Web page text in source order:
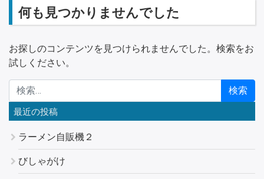
何も見つかりませんでした
お探しのコンテンツを見つけられませんでした。検索をお
試しください。
検索:
最近の投稿
ラーメン自販機２
びしゃがけ